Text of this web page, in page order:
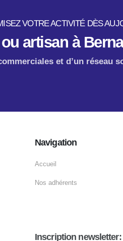
VOTRE ACTIVITÉ DÈS
artisan à
et d’un réseau
Navigation
Accueil
Nos adhérents
Inscription newsletter: